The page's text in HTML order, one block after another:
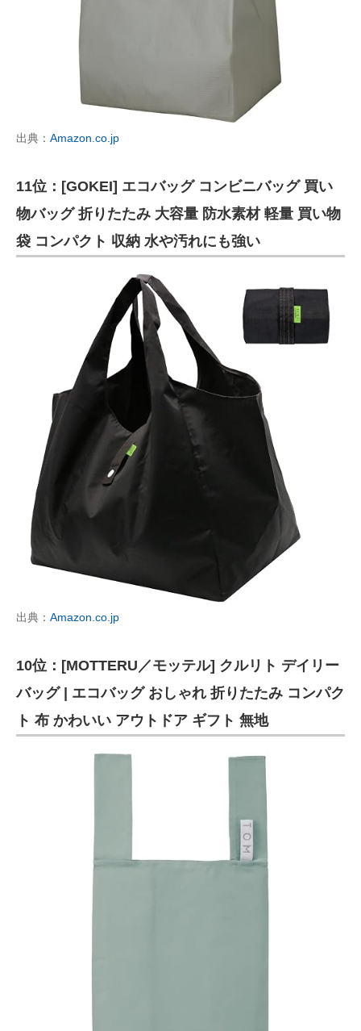
出典： Amazon.co.jp
11位：[GOKEI] エコバッグ コンビニバッグ 買い
物バッグ 折りたたみ 大容量 防水素材 軽量 買い物
袋 コンパクト 収納 水や汚れにも強い
出典： Amazon.co.jp
10位：[MOTTERU／モッテル] クルリト デイリー
バッグ | エコバッグ おしゃれ 折りたたみ コンパク
ト 布 かわいい アウトドア ギフト 無地